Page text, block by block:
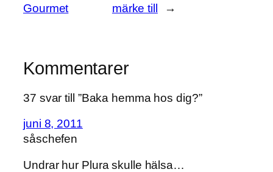
Gourmet
märke till
→
Kommentarer
37 svar till ”Baka hemma hos dig?”
juni 8, 2011
såschefen
Undrar hur Plura skulle hälsa…